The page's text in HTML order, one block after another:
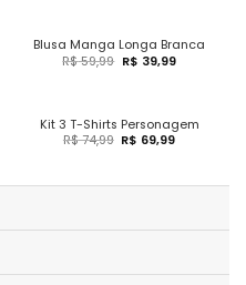
Blusa Manga Longa Branca
R$59,99 R$ 39,99
Kit 3 T-Shirts Personagem
R$74,99 R$ 69,99